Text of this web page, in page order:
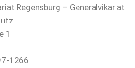
Regensburg – Generalvikariat
1
1266